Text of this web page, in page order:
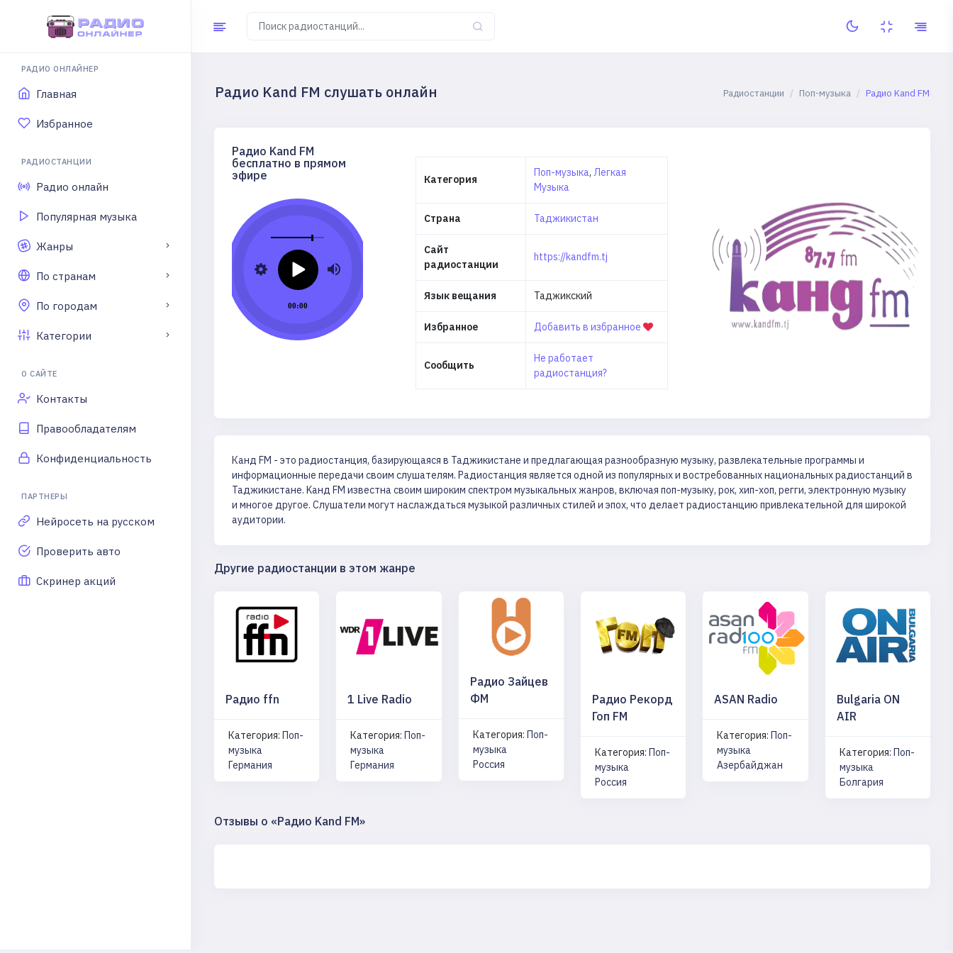
РАДИО ОНЛАЙНЕР
Главная
Избранное
РАДИОСТАНЦИИ
Радио онлайн
Популярная музыка
Жанры
По странам
По городам
Категории
О САЙТЕ
Контакты
Правообладателям
Конфиденциальность
ПАРТНЕРЫ
Нейросеть на русском
Проверить авто
Скринер акций
Радио Kand FM слушать онлайн Радиостанции Поп-музыка Радио Kand FM
Радио Kand FM
бесплатно в прямом
эфире
00:00
Категория
Поп-музыка,Легкая
Музыка
Страна Таджикистан
Сайт
радиостанции
https://kandfm.tj
Язык вещания Таджикский
Избранное Добавить в избранное
Сообщить
Не работает
радиостанция?
Канд FM - это радиостанция, базирующаяся в Таджикистане и предлагающая разнообразную музыку, развлекательные программы и
информационные передачи своим слушателям. Радиостанция является одной из популярных и востребованных национальных радиостанций в
Таджикистане. Kанд FM известна своим широким спектром музыкальных жанров, включая поп-музыку, рок, хип-хоп, регги, электронную музыку
и многое другое. Слушатели могут наслаждаться музыкой различных стилей и эпох, что делает радиостанцию привлекательной для широкой
аудитории.
Другие радиостанции в этом жанре
Радио ffn
Категория: Поп-
музыка
Германия
1 Live Radio
Категория:Поп-
музыка
Германия
Радио Зайцев
ФМ
Категория: Поп-
музыка
Россия
Радио Рекорд
Гоп FM
Категория: Поп-
музыка
Россия
ASAN Radio
Категория:Поп-
музыка
Азербайджан
Bulgaria ON
AIR
Категория: Поп-
музыка
Болгария
Отзывы о «Радио Kand FM»